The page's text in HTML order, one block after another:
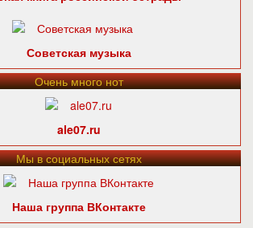
Советская музыка
Очень много нот
ale07.ru
Мы в социальных сетях
Наша группа ВКонтакте